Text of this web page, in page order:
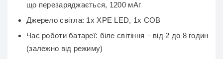
що перезаряджається, 1200 мАг
Джерело світла: 1x XPE LED, 1х COB
Час роботи батареї: біле світіння – від 2 до 8 годин
(залежно від режиму)